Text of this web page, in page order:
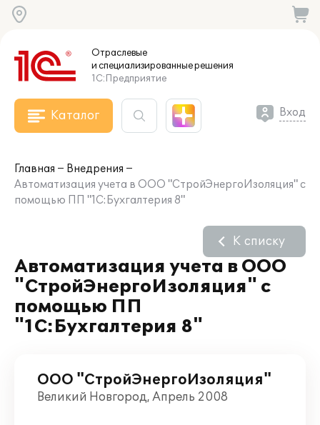
Отраслевые
и специализированныерешения
1С:Предприятие
Каталог Вход
Главная
Внедрения
Автоматизация учета в ООО "СтройЭнергоИзоляция" с
помощью ПП "1С:Бухгалтерия 8"
Автоматизация учета в ООО
"СтройЭнергоИзоляция" с
помощью ПП
"1С:Бухгалтерия 8"
К списку
ООО "СтройЭнергоИзоляция"
Великий Новгород, Апрель 2008